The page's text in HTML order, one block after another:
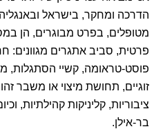
הדרכה ומחקר, בישראל ובאנגליה.
מטופלים, בפרט מבוגרים, הן
פרטית, סביב אתגרים מגוונים:
פוסט-טראומה, קשיי הסתגלות,
זוגיים, תחושת מיצוי או משבר
ציבוריות, קליניקות קהילתיות,
בר-אילן.